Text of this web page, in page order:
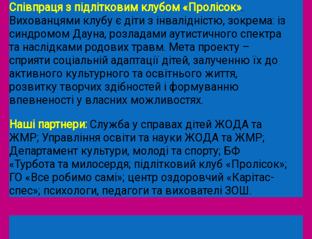
Співпраця з підлітковим клубом «Пролісок».
Вихованцями клубу є діти з інвалідністю, зокрема: із
синдромом Дауна, розладами аутистичного спектра
та наслідками родових травм. Мета проекту –
сприяти соціальній адаптації дітей, залученню їх до
активного культурного та освітнього життя,
розвитку творчих здібностей і формуванню
впевненості у власних можливостях.
Наші партнери: Служба у справах дітей ЖОДА та
ЖМР; Управління освіти та науки ЖОДА та ЖМР;
Департамент культури, молоді та спорту; БФ
«Турбота та милосердя; підлітковий клуб «Пролісок»;
ГО «Все робимо самі»; центр оздоровчий «Карітас-
спес»; психологи, педагоги та вихователі ЗОШ.